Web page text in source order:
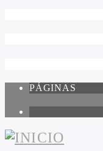
PÁGINAS